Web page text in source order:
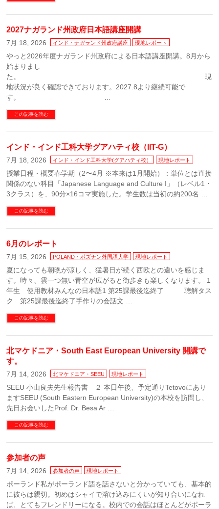
2027ナガランド州政府日本語講座開講
7月 18, 2026 インド・ナガランド州政府講座 現地レポート
やっと2026年度ナガランド州政府による日本語講座開講。8月から
始まりまし
た。 現
地状況が良く確認できております。2027.8より継続可能で
す。 …
この記事を読む
インド・インド工科大学グアハティ校（IIT-G）
7月 18, 2026 インド・インド工科大学(グアハティ校） 現地レポート
授業日程・概要春学期（2〜4月 ※本来は1月開始）：単位とは直接
関係のない科目「Japanese Language and Culture I」（レベル1・
3クラス）を、90分×16コマ実施した。学生数は当初の約200名 …
この記事を読む
6月のレポート
7月 15, 2026 POLAND・ポズナン外国語大学 現地レポート
夏になっても朝晩が涼しく、猛暑日が続く西欧との違いを感じま
す。時々、雲一つ無い青空が広がると街歩きも楽しくなります。 1
年生 使用教材みんなの日本語1 第25課最後迄終了 聴解タス
ク 第25課最後迄終了手作りの会話文 …
この記事を読む
北マケドニア・South East European University 開講で
す。
7月 14, 2026 北マケドニア・SEEU 現地レポート
SEEU 小山良夫先生報告書 ２ 本日午後、予定通りTetovoにあり
ますSEEU (South Eastern European University)の本校を訪問し、
先日お会いしたProf. Dr. Besa Ar …
この記事を読む
参加者の声
7月 14, 2026 参加者の声 現地レポート
ポーランド私がポーランド語を話さないと分かっていても、基本的
に彼らは親切。初めはシャイで溶け込みにくいが知り合いになれ
ば、とてもフレンドリーになる。校内での会話はほとんどがポーラ